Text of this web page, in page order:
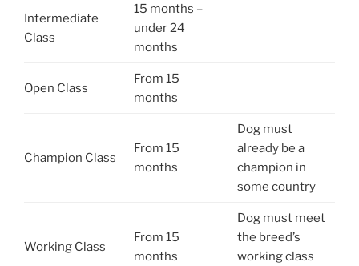
Intermediate
Class
15 months –
under 24
months
Open Class
From 15
months
Champion Class
From 15
months
Dog must
already be a
champion in
some country
Working Class
From 15
months
Dog must meet
the breed’s
working class